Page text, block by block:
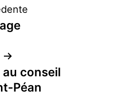
conseil
Péan